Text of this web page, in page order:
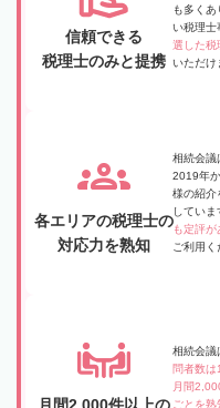
信頼できる
税理士のみと提携
も多く
い税理士
選した税
いただけ
各エリアの税理士の
対応力を熟知
相続会議
2019年
様の紹介
していま
も定評が
ご利用く
月間2,000件以上の
相続会議
問者数は
月間
ごとを